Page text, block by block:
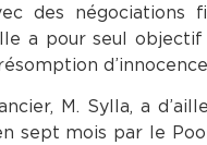
des
a pour seul
M. Sylla, a
sept mois par le